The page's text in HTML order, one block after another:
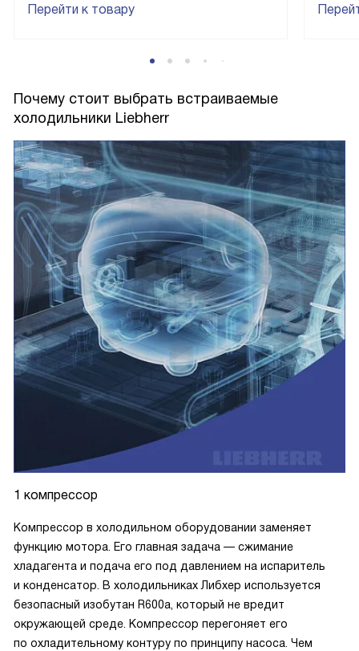
Перейти к товару
Почему стоит выбрать встраиваемые
холодильники Liebherr
1 компрессор
Компрессор в холодильном оборудовании заменяет
функцию мотора. Его главная задача — сжимание
хладагента и подача его под давлением на испаритель
и конденсатор. В холодильниках Либхер используется
безопасный изобутан R600a, который не вредит
окружающей среде. Компрессор перегоняет его
по охладительному контуру по принципу насоса. Чем